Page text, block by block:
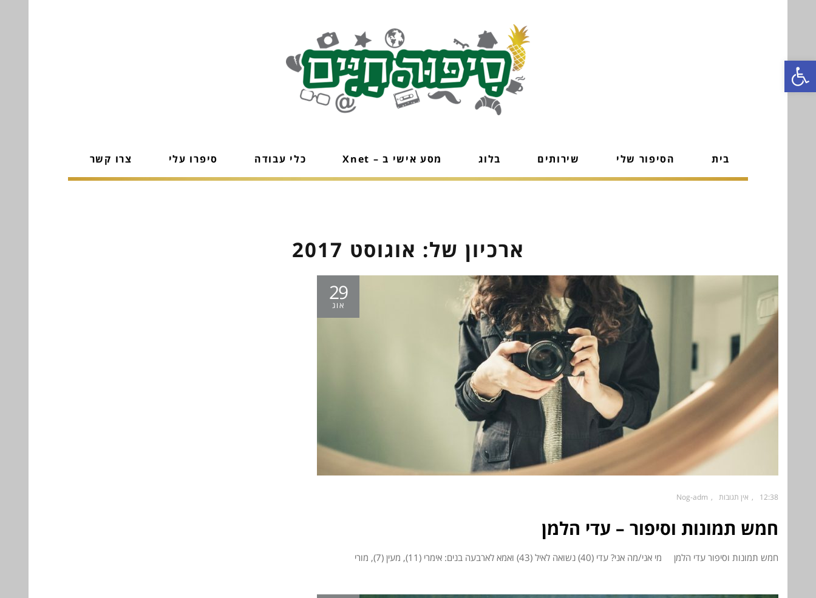
פתח סרגל נגישות
בית הסיפור שלי שירותים בלוג מסע אישי ב – Xnet כלי עבודה סיפרו עלי צרו קשר
ארכיון של: אוגוסט 2017
29
אוג
12:38 אין תגובות Nog-adm
חמש תמונות וסיפור – עדי הלמן
חמש תמונות וסיפור עדי הלמן מי אני/מה אני? עדי (40) נשואה לאיל (43) ואמא לארבעה בנים: אימרי (11), מעין (7), מורי